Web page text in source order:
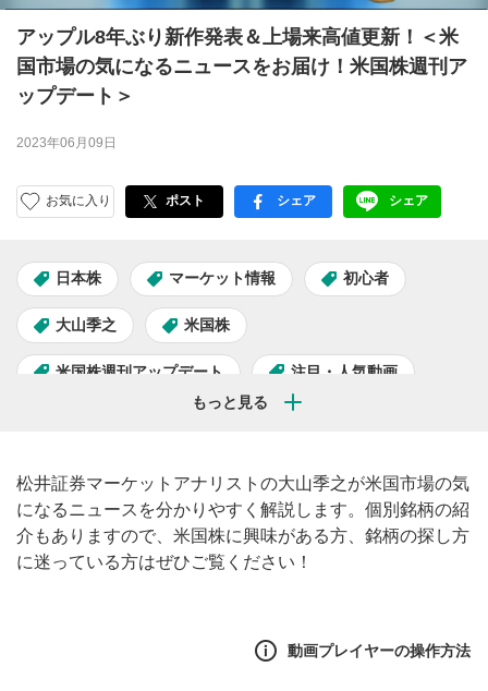
アップル8年ぶり新作発表＆上場来高値更新！＜米
国市場の気になるニュースをお届け！米国株週刊ア
ップデート＞
2023年06月09日
お気に入り ポスト facebook
シェア LINE
シェア
日本株 マーケット情報 初心者
大山季之 米国株
米国株週刊アップデート 注目・人気動画
松井証券マーケットアナリストの大山季之が米国市場の気
になるニュースを分かりやすく解説します。個別銘柄の紹
介もありますので、米国株に興味がある方、銘柄の探し方
に迷っている方はぜひご覧ください！
動画プレイヤーの操作方法